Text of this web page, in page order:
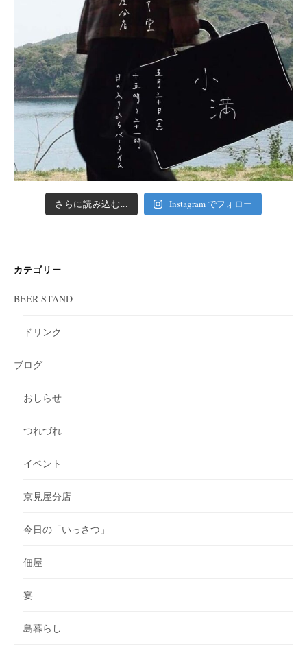
さらに読み込む... Instagram でフォロー
カテゴリー
BEER STAND
ドリンク
ブログ
おしらせ
つれづれ
イベント
京見屋分店
今日の「いっさつ」
佃屋
宴
島暮らし